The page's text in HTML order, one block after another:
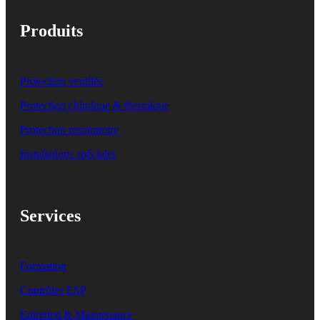
Produits
Protection ventilée
Protection chimique & thermique
Protection respiratoire
Installations spéciales
Services
Formation
Contrôles ESP
Entretien & Maintenance